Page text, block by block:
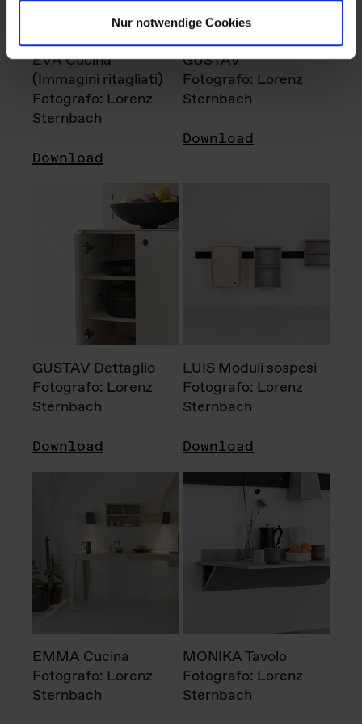
Nur notwendige Cookies
EVA Cucina
(Immagini ritagliati)
Fotografo: Lorenz
Sternbach
Download
GUSTAV
Fotografo: Lorenz
Sternbach
Download
GUSTAV Dettaglio
Fotografo: Lorenz
Sternbach
Download
LUIS Moduli sospesi
Fotografo: Lorenz
Sternbach
Download
EMMA Cucina
Fotografo: Lorenz
Sternbach
MONIKA Tavolo
Fotografo: Lorenz
Sternbach